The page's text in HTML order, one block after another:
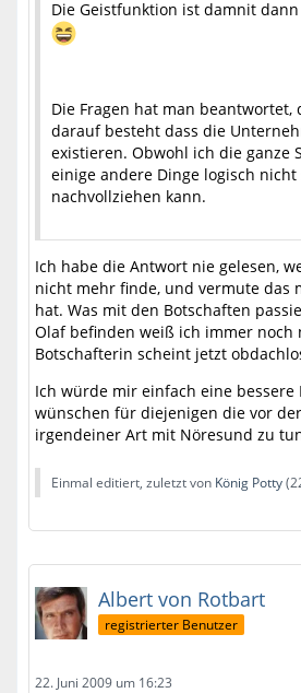
Die Geistfunktion ist damnit
Die Fragen hat man beantwortet,
darauf besteht dass die
existieren. Obwohl ich die ganze
einige andere Dinge logisch nicht
nachvollziehen kann.
Ich habe die Antwort nie gelesen,
nicht mehr finde, und vermute das
hat. Was mit den Botschaften
Olaf befinden weiß ich immer noch
Botschafterin scheint jetzt
Ich würde mir einfach eine
wünschen für diejenigen die vor
irgendeiner Art mit Nöresund zu
Einmal editiert, zuletzt von König Potty(
Albert von Rotbart
registrierter Benutzer
22. Juni 2009 um 16:23